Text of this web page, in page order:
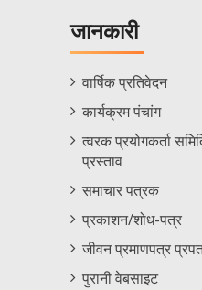
जानकारी
Informations
Menu
वार्षिक प्रतिवेदन
कार्यक्रम पंचांग
त्वरक प्रयोगकर्ता
प्रस्ताव
समाचार पत्रक
प्रकाशन/शोध-पत्र
जीवन प्रमाणपत्र
पुरानी वेबसाइट